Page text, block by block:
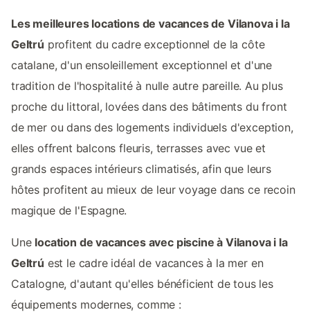
Les meilleures locations de vacances de Vilanova i la
Geltrú profitent du cadre exceptionnel de la côte
catalane, d'un ensoleillement exceptionnel et d'une
tradition de l'hospitalité à nulle autre pareille. Au plus
proche du littoral, lovées dans des bâtiments du front
de mer ou dans des logements individuels d'exception,
elles offrent balcons fleuris, terrasses avec vue et
grands espaces intérieurs climatisés, afin que leurs
hôtes profitent au mieux de leur voyage dans ce recoin
magique de l'Espagne.
Une location de vacances avec piscine à Vilanova i la
Geltrú est le cadre idéal de vacances à la mer en
Catalogne, d'autant qu'elles bénéficient de tous les
équipements modernes, comme :